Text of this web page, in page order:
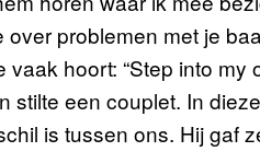
problemen met je
hoort: “Step into my
stilte een couplet. In
is tussen ons. Hij gaf